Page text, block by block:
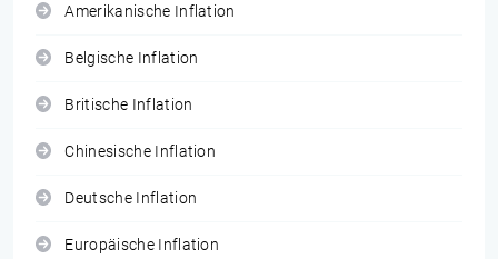
Amerikanische Inflation
Belgische Inflation
Britische Inflation
Chinesische Inflation
Deutsche Inflation
Europäische Inflation